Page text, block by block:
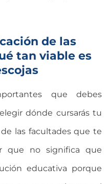
de las
tan viable es
que debes
dónde cursarás tu
las facultades que te
que no significa que
educativa porque